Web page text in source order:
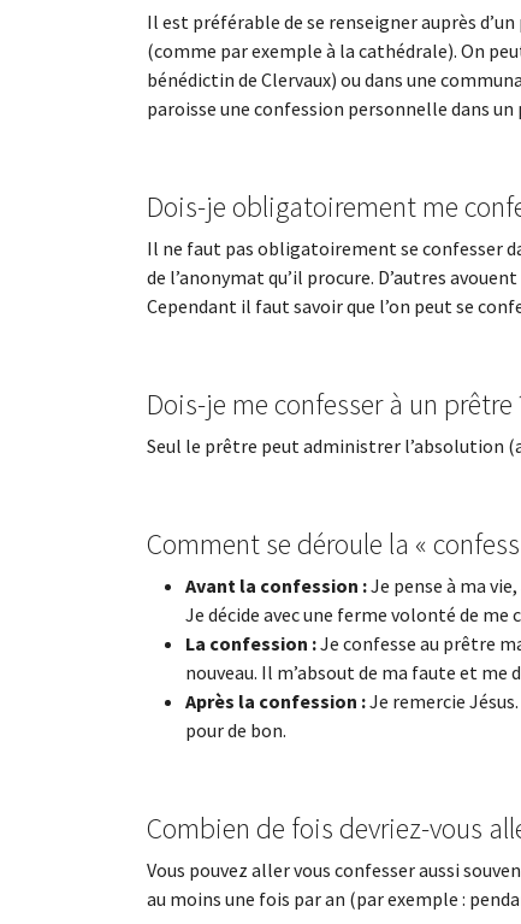
Il est préférable de se renseigner auprès
(comme par exemple à la cathédrale). On
bénédictin de Clervaux) ou dans une
paroisse une confession personnelle dans un
Dois-je obligatoirement me
Il ne faut pas obligatoirement se confesser
de l’anonymat qu’il procure. D’autres
Cependant il faut savoir que l’on peut se
Dois-je me confesser à un prêtre
Seul le prêtre peut administrer l’absolution
Comment se déroule la «
Avant la confession :Je pense à ma
Je décide avec une ferme volonté de me
La confession :Je confesse au prêtre
nouveau. Il m’absout de ma faute et me
Après la confession :Je remercie
pour de bon.
Combien de fois devriez-vous
Vous pouvez aller vous confesser aussi
au moins une fois par an (par exemple :